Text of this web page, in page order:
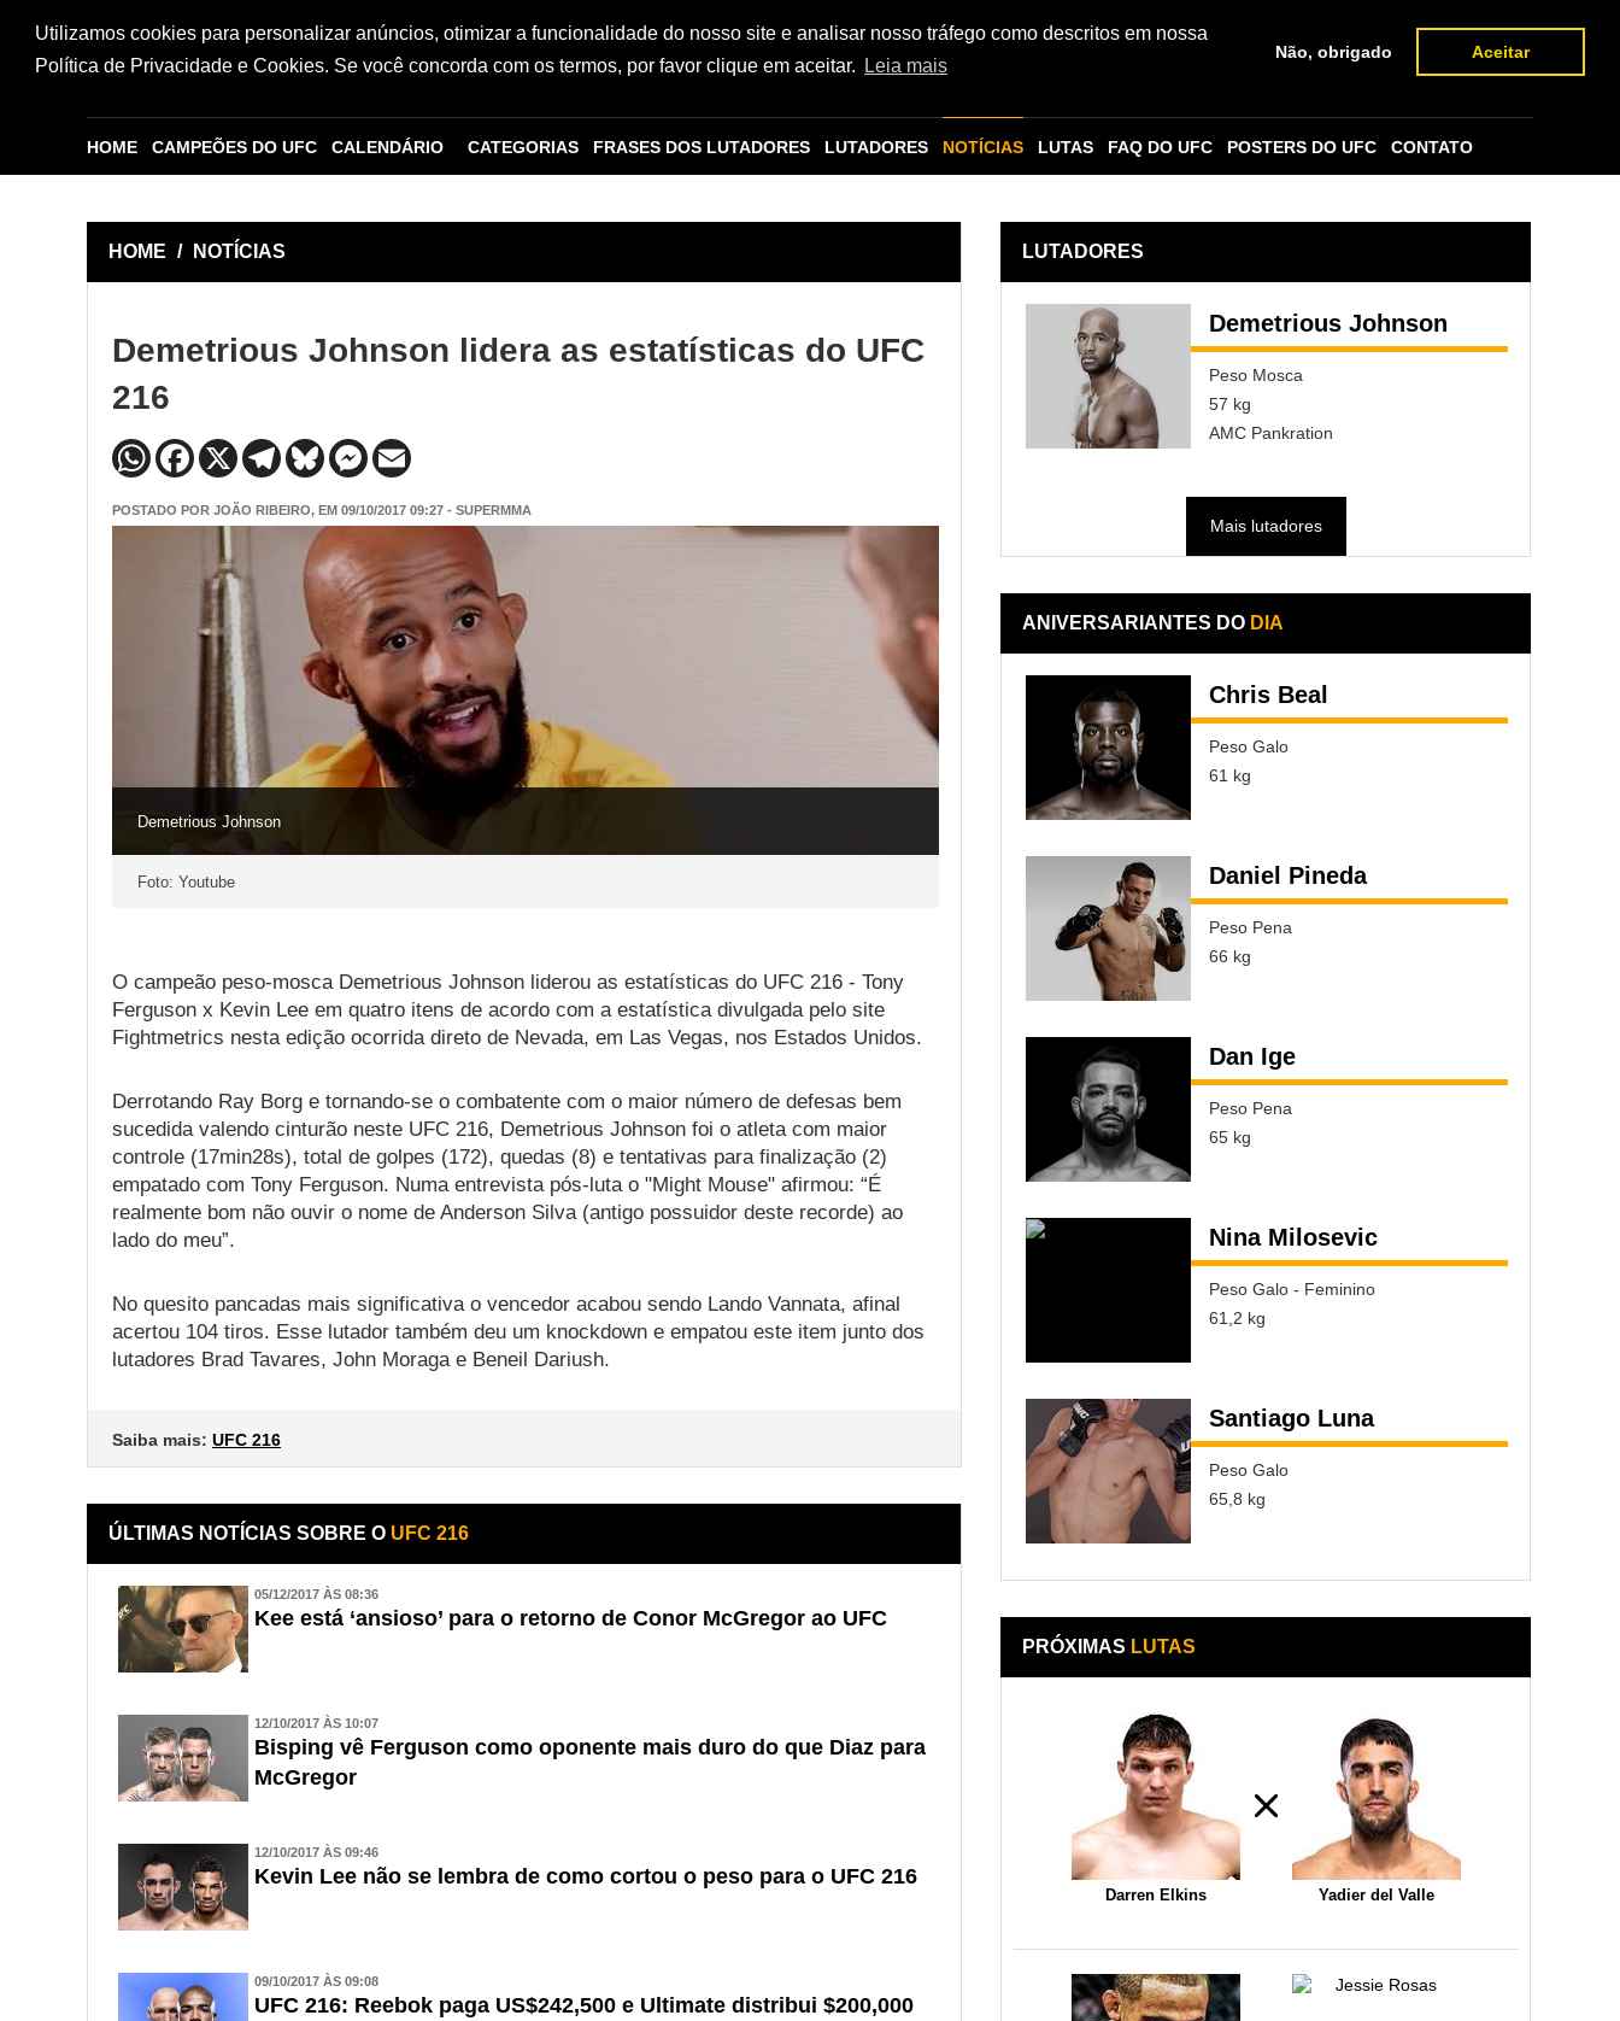
Utilizamos cookies para personalizar anúncios, otimizar a funcionalidade do nosso site e analisar nosso tráfego como descritos em nossa
Política de Privacidade e Cookies. Se você concorda com os termos, por favor clique em aceitar.
Leia mais
Não, obrigado Aceitar
HOME CAMPEÕES DO UFC CALENDÁRIO CATEGORIAS FRASES DOS LUTADORES LUTADORES NOTÍCIAS LUTAS FAQ DO UFC POSTERS DO UFC CONTATO
HOME / NOTÍCIAS
Demetrious Johnson lidera as estatísticas do UFC
216
POSTADO POR JOÃO RIBEIRO, EM 09/10/2017 09:27 - SUPERMMA
Demetrious Johnson
Foto: Youtube
O campeão peso-mosca Demetrious Johnson liderou as estatísticas do UFC 216 - Tony
Ferguson x Kevin Lee em quatro itens de acordo com a estatística divulgada pelo site
Fightmetrics nesta edição ocorrida direto de Nevada, em Las Vegas, nos Estados Unidos.
Derrotando Ray Borg e tornando-se o combatente com o maior número de defesas bem
sucedida valendo cinturão neste UFC 216, Demetrious Johnson foi o atleta com maior
controle (17min28s), total de golpes (172), quedas (8) e tentativas para finalização (2)
empatado com Tony Ferguson. Numa entrevista pós-luta o "Might Mouse" afirmou: “É
realmente bom não ouvir o nome de Anderson Silva (antigo possuidor deste recorde) ao
lado do meu”.
No quesito pancadas mais significativa o vencedor acabou sendo Lando Vannata, afinal
acertou 104 tiros. Esse lutador também deu um knockdown e empatou este item junto dos
lutadores Brad Tavares, John Moraga e Beneil Dariush.
Saiba mais: UFC 216
ÚLTIMAS NOTÍCIAS SOBRE O UFC 216
05/12/2017 ÀS 08:36
Kee está ‘ansioso’ para o retorno de Conor McGregor ao UFC
12/10/2017 ÀS 10:07
Bisping vê Ferguson como oponente mais duro do que Diaz para
McGregor
12/10/2017 ÀS 09:46
Kevin Lee não se lembra de como cortou o peso para o UFC 216
09/10/2017 ÀS 09:08
UFC 216: Reebok paga US$242,500 e Ultimate distribui $200,000
LUTADORES
Demetrious Johnson
Peso Mosca
57 kg
AMC Pankration
Mais lutadores
ANIVERSARIANTES DO DIA
Chris Beal
Peso Galo
61 kg
Daniel Pineda
Peso Pena
66 kg
Dan Ige
Peso Pena
65 kg
Nina Milosevic
Peso Galo - Feminino
61,2 kg
Santiago Luna
Peso Galo
65,8 kg
PRÓXIMAS LUTAS
Darren Elkins Yadier del Valle